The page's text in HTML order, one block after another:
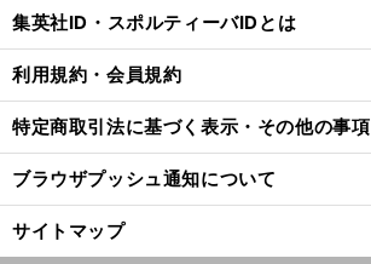
集英社ID・スポルティーバIDとは
利用規約・会員規約
特定商取引法に基づく表示・その他の事項
ブラウザプッシュ通知について
サイトマップ